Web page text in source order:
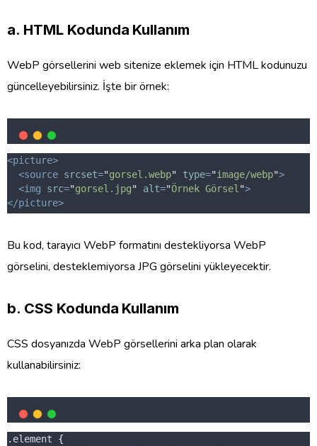
a. HTML Kodunda Kullanım
WebP görsellerini web sitenize eklemek için HTML kodunuzu
güncelleyebilirsiniz. İşte bir örnek:
<picture>
<source srcset="gorsel.webp" type="image/webp">
<img
src="gorsel.jpg" alt="Örnek Görsel">
</picture>
Bu kod, tarayıcı WebP formatını destekliyorsa WebP
görselini, desteklemiyorsa JPG görselini yükleyecektir.
b. CSS Kodunda Kullanım
CSS dosyanızda WebP görsellerini arka plan olarak
kullanabilirsiniz:
. element
{